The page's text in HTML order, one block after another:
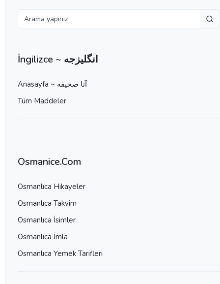
İngilizce ~ انگلیزجه
Anasayfa ~ آنا صحيفه
Tüm Maddeler
Osmanice.Com
Osmanlıca Hikayeler
Osmanlıca Takvim
Osmanlıca İsimler
Osmanlıca İmla
Osmanlıca Yemek Tarifleri